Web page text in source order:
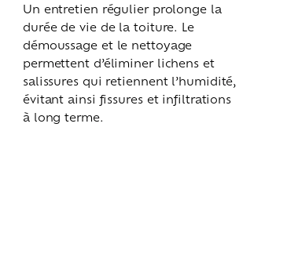
Un entretien régulier prolonge la
durée de vie de la toiture. Le
démoussage et le nettoyage
permettent d’éliminer lichens et
salissures qui retiennent l’humidité,
évitant ainsi fissures et infiltrations
à long terme.